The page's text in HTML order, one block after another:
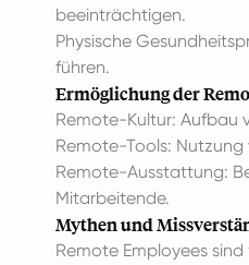
beeinträchtigen.
Physische
führen.
Ermöglichung der
Remote-Kultur: Aufbau
Remote-Tools:
Remote-Ausstattung:
Mitarbeitende.
Mythen und
Remote Employees